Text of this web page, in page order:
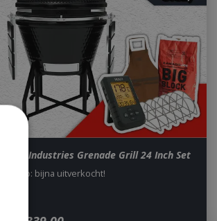
Volt! Industries Grenade Grill 24 Inch Set
Let op: bijna uitverkocht!